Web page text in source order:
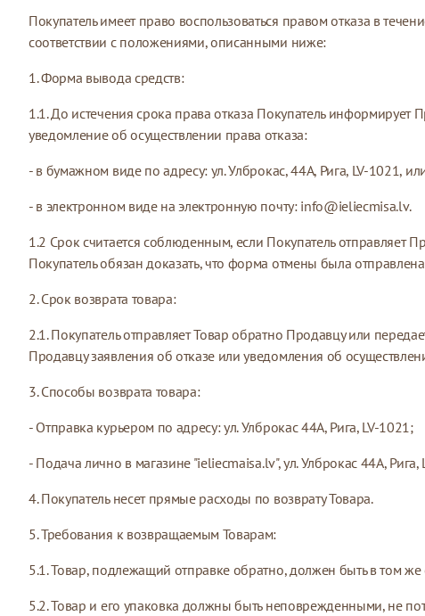
Покупатель имеет право воспользоваться правом отказа в
соответствии с положениями, описанными ниже:
1. Форма вывода средств:
1.1. До истечения срока права отказа Покупатель
уведомление об осуществлении права отказа:
- в бумажном виде по адресу: ул. Улброкас, 44А, Рига, LV-1021,
- в электронном виде на электронную почту: info@ieliecmisa.lv.
1.2 Срок считается соблюденным, если Покупатель отправляет
Покупатель обязан доказать, что форма отмены была
2. Срок возврата товара:
2.1. Покупатель отправляет Товар обратно Продавцу или
Продавцу заявления об отказе или уведомления об
3. Способы возврата товара:
- Отправка курьером по адресу: ул. Улброкас 44А, Рига, LV-1021;
- Подача лично в магазине "ieliecmaisa.lv", ул. Улброкас 44А, Рига,
4. Покупатель несет прямые расходы по возврату Товара.
5. Требования к возвращаемым Товарам:
5.1. Товар, подлежащий отправке обратно, должен быть в том
5.2. Товар и его упаковка должны быть неповрежденными, не